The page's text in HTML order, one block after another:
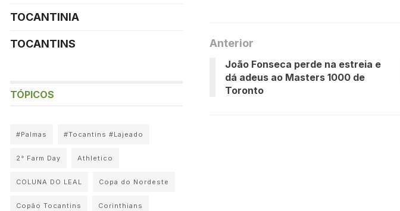
Anterior
João Fonseca perde na estreia e
dá adeus ao Masters 1000 de
Toronto
TOCANTINIA
TOCANTINS
TÓPICOS
#Palmas #Tocantins #Lajeado
2° Farm Day Athletico
COLUNA DO LEAL Copa do Nordeste
Copão Tocantins Corinthians